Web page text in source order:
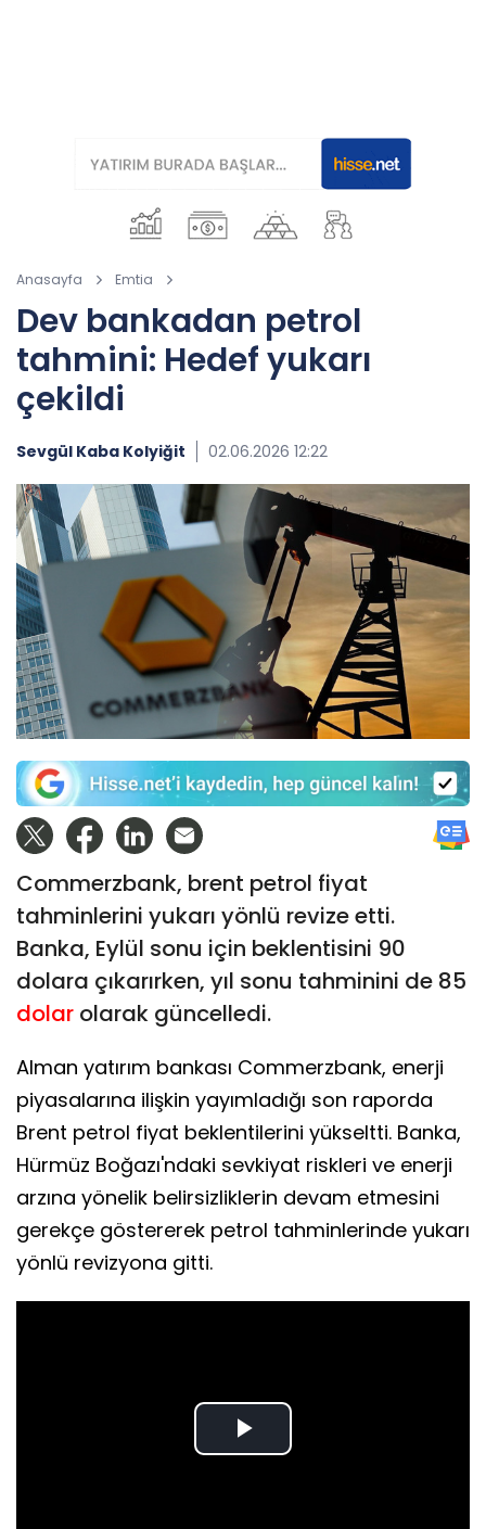
Anasayfa Emtia
Dev bankadan petrol
tahmini: Hedef yukarı
çekildi
Sevgül Kaba Kolyiğit 02.06.2026 12:22
Commerzbank, brent petrol fiyat
tahminlerini yukarı yönlü revize etti.
Banka, Eylül sonu için beklentisini 90
dolara çıkarırken, yıl sonu tahminini de 85
dolar olarak güncelledi.
Alman yatırım bankası Commerzbank, enerji
piyasalarına ilişkin yayımladığı son raporda
Brent petrol fiyat beklentilerini yükseltti. Banka,
Hürmüz Boğazı'ndaki sevkiyat riskleri ve enerji
arzına yönelik belirsizliklerin devam etmesini
gerekçe göstererek petrol tahminlerinde yukarı
yönlü revizyona gitti.
Play